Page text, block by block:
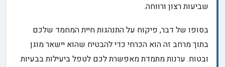
שביעות רצון ורווחה.
בסופו של דבר, פיקוח על התנהגות חיית המחמד שלכם
בתוך מרחב זה הוא הכרחי כדי להבטיח שהוא יישאר מוגן
ובטוח. ערנות מתמדת מאפשרת לכם לטפל ביעילות בבעיות